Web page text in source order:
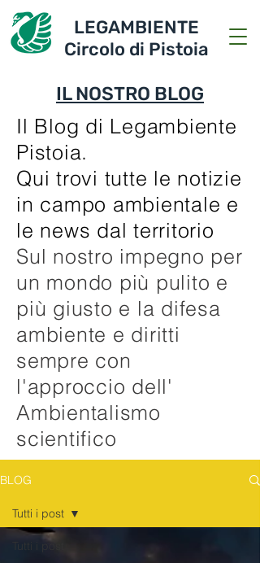
LEGAMBIENTE
Circolo di Pistoia
IL NOSTRO BLOG
Il Blog di Legambiente
Pistoia.
Qui trovi tutte le notizie
in campo ambientale e
le news dal territorio
Sul nostro impegno per
un mondo più pulito e
più giusto e la difesa
ambiente e diritti
sempre con
l'approccio dell'
Ambientalismo
scientifico
BLOG
Tutti i post
Tutti i post